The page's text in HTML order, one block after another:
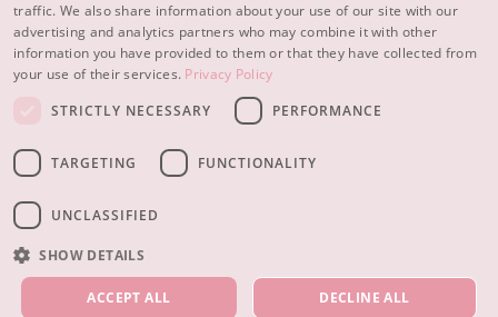
NOS PRODUITS
Peau ménopausée
À PROPOS
CONSEILS BEAUTÉ
traffic. We also share information about your use of our site with our
advertising and analytics partners who may combine it with other
information you have provided to them or that they have collected from
your use of their services. Privacy Policy
STRICTLY NECESSARY
PERFORMANCE
TARGETING FUNCTIONALITY
UNCLASSIFIED
SHOW DETAILS
ACCEPT ALL DECLINE ALL